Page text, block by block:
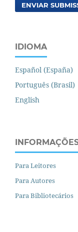
ENVIAR
IDIOMA
Español (España)
Português (Brasil)
English
Para Leitores
Para Autores
Para Bibliotecários